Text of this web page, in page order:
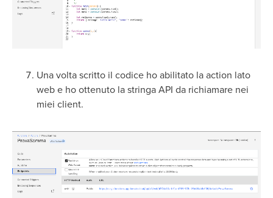
Una volta scritto il codice ho abilitato la action lato
web e ho ottenuto la stringa API da richiamare nei
miei client.